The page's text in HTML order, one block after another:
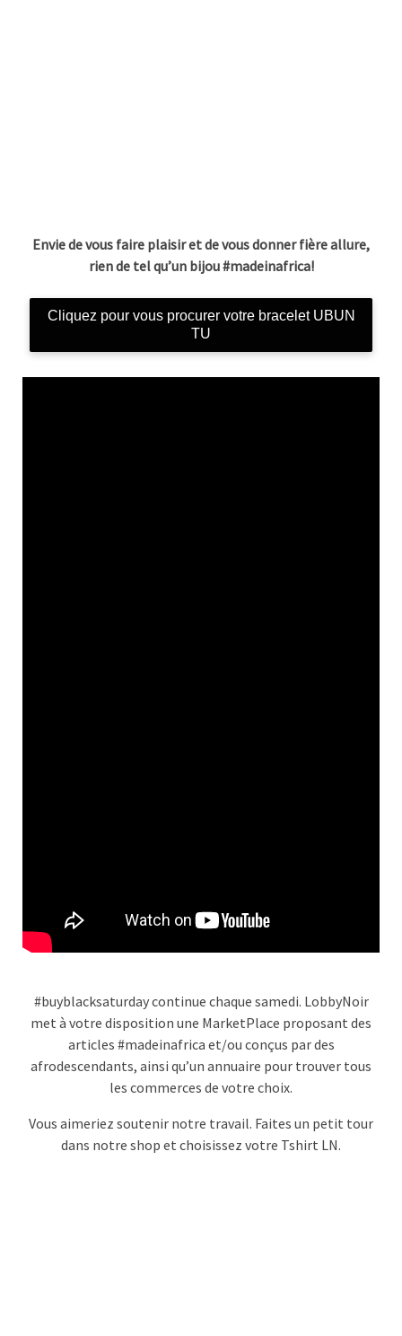
Envie de vous faire plaisir et de vous donner fière allure,
rien de tel qu’un bijou #madeinafrica!
Cliquez pour vous procurer votre bracelet UBUN
TU
#buyblacksaturday continue chaque samedi. LobbyNoir
met à votre disposition une MarketPlace proposant des
articles #madeinafrica et/ou conçus par des
afrodescendants, ainsi qu’un annuaire pour trouver tous
les commerces de votre choix.
Vous aimeriez soutenir notre travail. Faites un petit tour
dans notre shop et choisissez votre Tshirt LN.